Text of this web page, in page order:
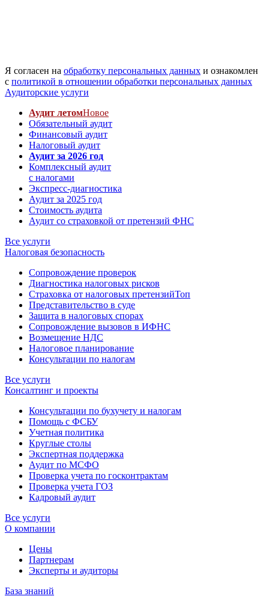
Я согласен на обработку персональных данных и ознакомлен
с политикой в отношении обработки персональных данных
Аудиторские услуги
Аудит летомНовое
Обязательный аудит
Финансовый аудит
Налоговый аудит
Аудит за 2026 год
Комплексный аудит
с налогами
Экспресс-диагностика
Аудит за 2025 год
Стоимость аудита
Аудит со страховкой от претензий ФНС
Все услуги
Налоговая безопасность
Сопровождение проверок
Диагностика налоговых рисков
Страховка от налоговых претензийТоп
Представительство в суде
Защита в налоговых спорах
Сопровождение вызовов в ИФНС
Возмещение НДС
Налоговое планирование
Консультации по налогам
Все услуги
Консалтинг и проекты
Консультации по бухучету и налогам
Помощь с ФСБУ
Учетная политика
Круглые столы
Экспертная поддержка
Аудит по МСФО
Проверка учета по госконтрактам
Проверка учета ГОЗ
Кадровый аудит
Все услуги
О компании
Цены
Партнерам
Эксперты и аудиторы
База знаний